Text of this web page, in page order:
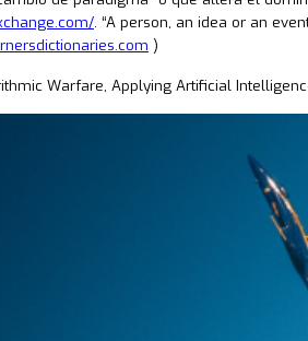
. “A person, an idea or an
)
Warfare, Applying Artificial